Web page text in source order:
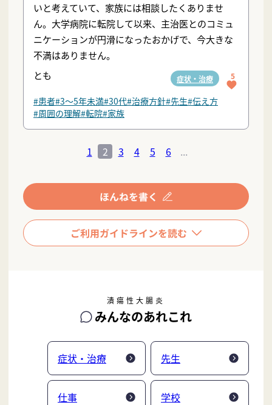
いと考えていて、家族には相談したくありませ
ん。大学病院に転院して以来、主治医とのコミュ
ニケーションが円滑になったおかげで、今大きな
不満はありません。
とも
症状・治療 5
#患者#3〜5年未満#30代#治療方針#先生#伝え方
#周囲の理解#転院#家族
1 2 3 4 5 6 ...
潰瘍性大腸炎
みんなのあれこれ
症状・治療 先生
仕事 学校